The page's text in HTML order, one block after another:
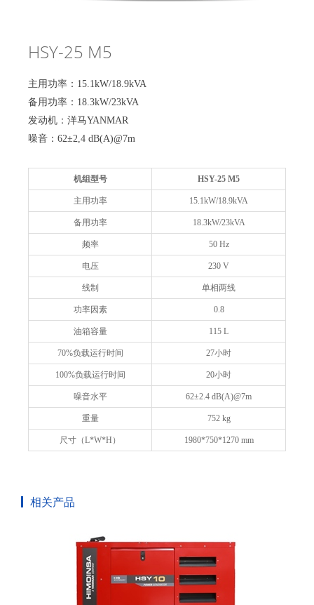
HSY-25 M5
主用功率：15.1kW/18.9kVA
备用功率：18.3kW/23kVA
发动机：洋马YANMAR
噪音：62±2,4 dB(A)@7m
机组型号 HSY-25 M5
主用功率 15.1kW/18.9kVA
备用功率 18.3kW/23kVA
频率 50 Hz
电压 230 V
线制 单相两线
功率因素 0.8
油箱容量 115 L
70%负载运行时间 27小时
100%负载运行时间 20小时
噪音水平 62±2.4 dB(A)@7m
重量 752 kg
尺寸（L*W*H） 1980*750*1270 mm
相关产品